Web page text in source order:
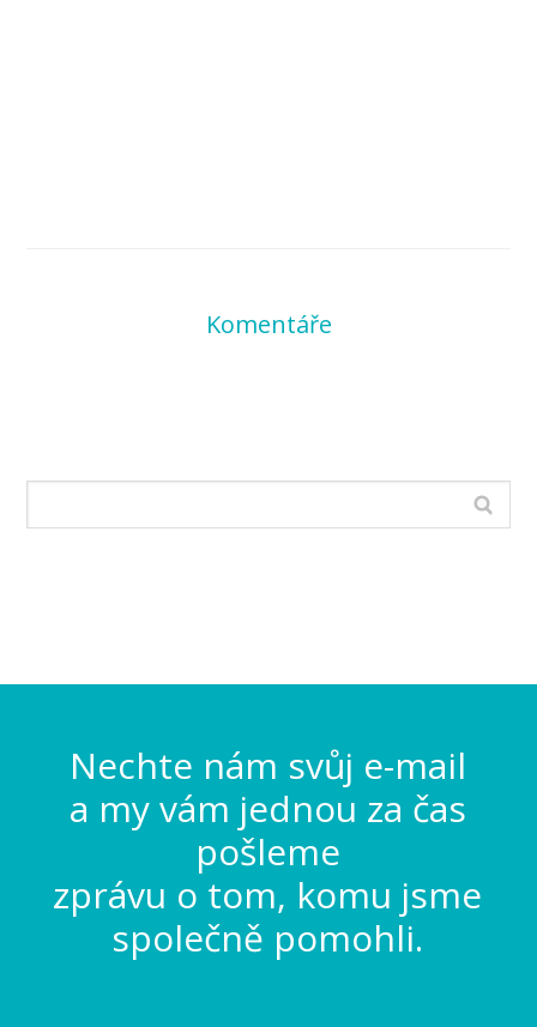
Komentáře
Nechte nám svůj e-mail
a my vám jednou za čas
pošleme
zprávu o tom, komu jsme
společně pomohli.